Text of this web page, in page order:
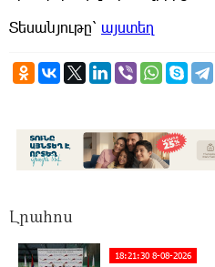
Տեսանյութը՝ այստեղ
Լրահոս
18:21:30 8-08-2026